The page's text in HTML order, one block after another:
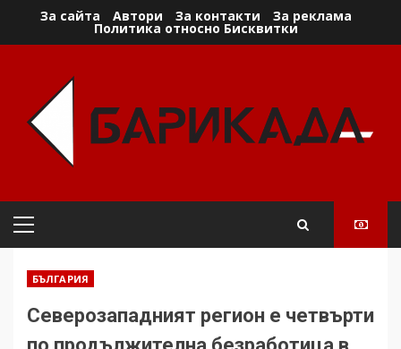
За сайта Автори За контакти За реклама
Политика относно Бисквитки
Primary
БЪЛГАРИЯ
Северозападният регион е четвърти